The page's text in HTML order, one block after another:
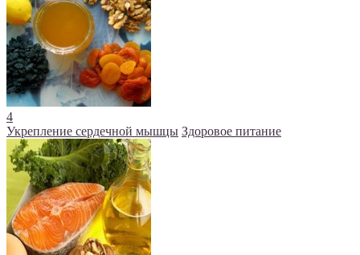
4
Укрепление сердечной мышцы Здоровое питание